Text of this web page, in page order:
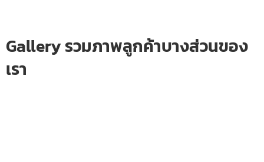
Gallery รวมภาพลูกค้าบางส่วนของ
เรา